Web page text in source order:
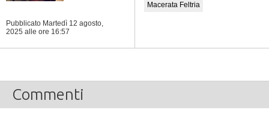
Pubblicato Martedì 12 agosto,
2025 alle ore 16:57
Macerata Feltria
Commenti